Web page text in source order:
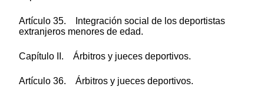
Artículo 35. Integración social de los deportistas
extranjeros menores de edad.
Capítulo II. Árbitros y jueces deportivos.
Artículo 36. Árbitros y jueces deportivos.